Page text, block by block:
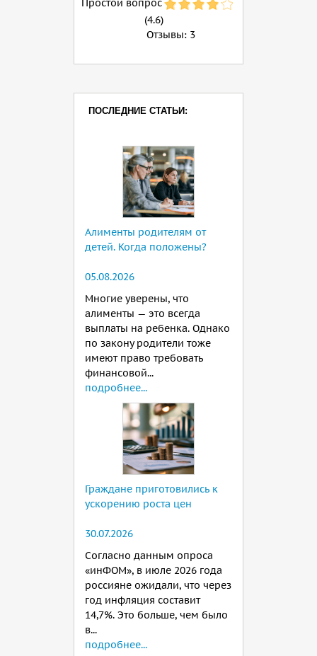
Простой вопрос
(4.6)
Отзывы: 3
ПОСЛЕДНИЕ СТАТЬИ:
Алименты родителям от
детей. Когда положены?
05.08.2026
Многие уверены, что
алименты — это всегда
выплаты на ребенка. Однако
по закону родители тоже
имеют право требовать
финансовой...
подробнее...
Граждане приготовились к
ускорению роста цен
30.07.2026
Согласно данным опроса
«инФОМ», в июле 2026 года
россияне ожидали, что через
год инфляция составит
14,7%. Это больше, чем было
в...
подробнее...